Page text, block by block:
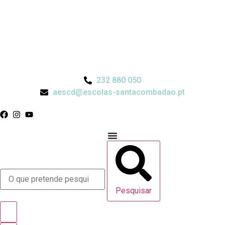
232 880 050
aescd@escolas-santacombadao.pt
Pesquisar